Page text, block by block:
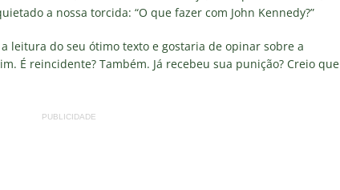
NOTÍCIAS
a nossa torcida: “O que fazer com John Kennedy?”
leitura do seu ótimo texto e gostaria de opinar sobre a
É reincidente? Também. Já recebeu sua punição? Creio que
PUBLICIDADE